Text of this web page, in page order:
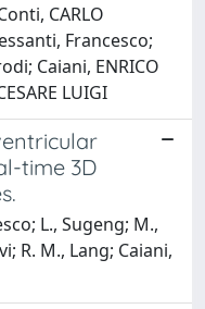
CARLO
Francesco;
Caiani, ENRICO
LUIGI
time 3D
L., Sugeng; M.,
R. M., Lang; Caiani,